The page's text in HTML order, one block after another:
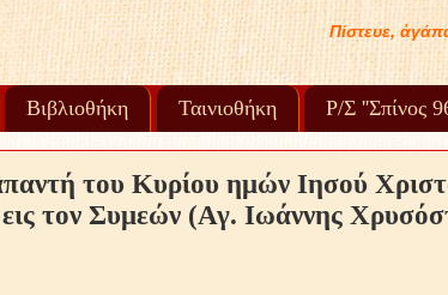
Πίστευε, ἀγάπα, συγχώρα καί προχώρα στή
Βιβλιοθήκη Ταινιοθήκη Ρ/Σ ''Σπίνος
του Κυρίου ημών Ιησού
τον Συμεών (Αγ. Ιωάννης